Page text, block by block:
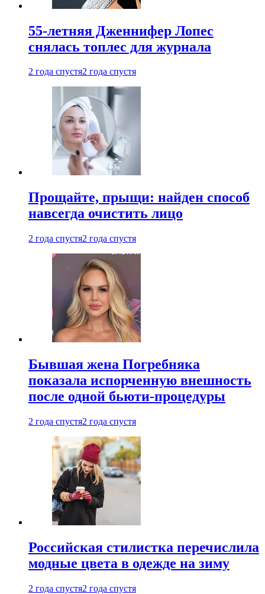
55-летняя Дженнифер Лопес
снялась топлес для журнала
2 года спустя2 года спустя
Прощайте, прыщи: найден способ
навсегда очистить лицо
2 года спустя2 года спустя
Бывшая жена Погребняка
показала испорченную внешность
после одной бьюти-процедуры
2 года спустя2 года спустя
Российская стилистка перечислила
модные цвета в одежде на зиму
2 года спустя2 года спустя